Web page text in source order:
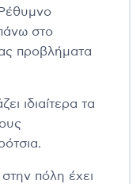
στο
προβλήματα
ιδιαίτερα τα
πόλη έχει